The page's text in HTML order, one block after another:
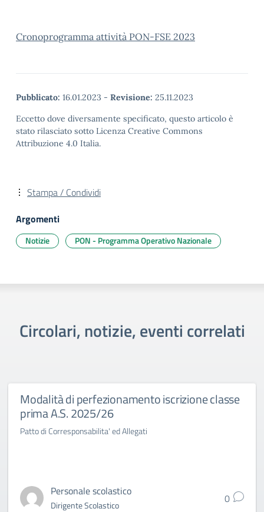
Cronoprogramma attività PON-FSE 2023
Pubblicato: 16.01.2023 - Revisione: 25.11.2023
Eccetto dove diversamente specificato, questo articolo è
stato rilasciato sotto Licenza Creative Commons
Attribuzione 4.0 Italia.
Stampa / Condividi
Argomenti
Notizie PON - Programma Operativo Nazionale
Circolari, notizie, eventi correlati
Modalità di perfezionamento iscrizione classe
prima A.S. 2025/26
Patto di Corresponsabilita' ed Allegati
Personale scolastico
Dirigente Scolastico 0